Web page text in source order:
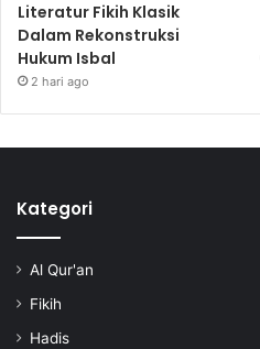
Literatur Fikih Klasik
Dalam Rekonstruksi
Hukum Isbal
2 hari ago
Kategori
Al Qur'an
Fikih
Hadis